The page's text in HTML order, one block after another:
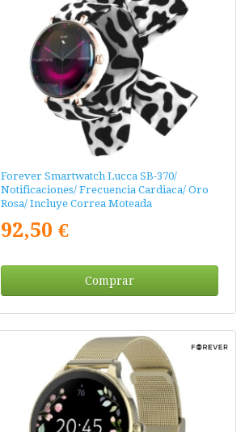
Forever Smartwatch Lucca SB-370/
Notificaciones/ Frecuencia Cardiaca/ Oro
Rosa/ Incluye Correa Moteada
92,50 €
Comprar